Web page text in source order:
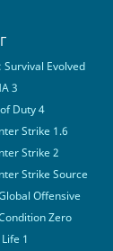
Evolved
3
Duty 4
Strike 1.6
Strike 2
Strike Source
Offensive
Zero
1